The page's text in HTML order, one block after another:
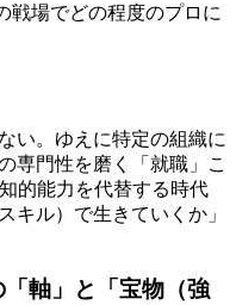
戦場でどの程度のプロに
い。ゆえに特定の組織に
専門性を磨く「就職」こ
的能力を代替する時代
キル）で生きていくか」
軸」と「宝物（強